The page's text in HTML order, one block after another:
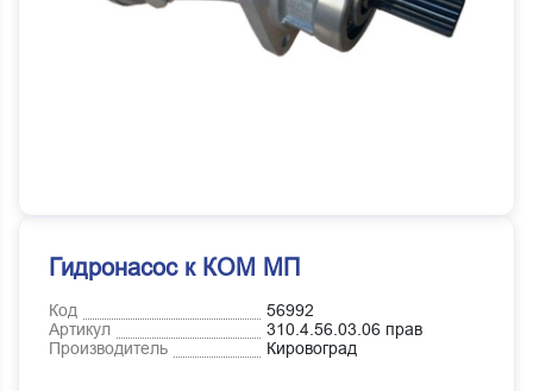
Гидронасос к КОМ МП
Код
56992
Артикул
310.4.56.03.06 прав
Производитель
Кировоград